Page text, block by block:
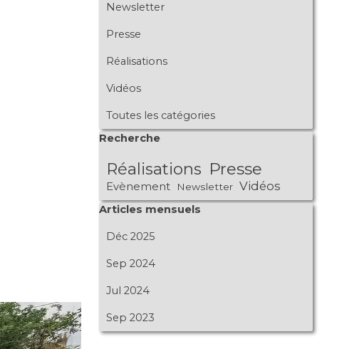
Newsletter
Presse
Réalisations
Vidéos
Toutes les catégories
Sauter le bloc Recherche
Recherche
Réalisations Presse
Evènement Newsletter Vidéos
Sauter le bloc Articles mensuels
Articles mensuels
Déc 2025
Sep 2024
Jul 2024
Sep 2023